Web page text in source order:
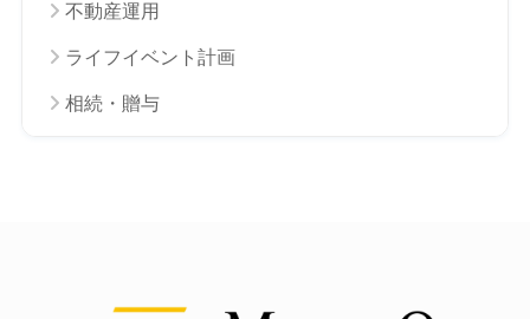
不動産運用
ライフイベント計画
相続・贈与